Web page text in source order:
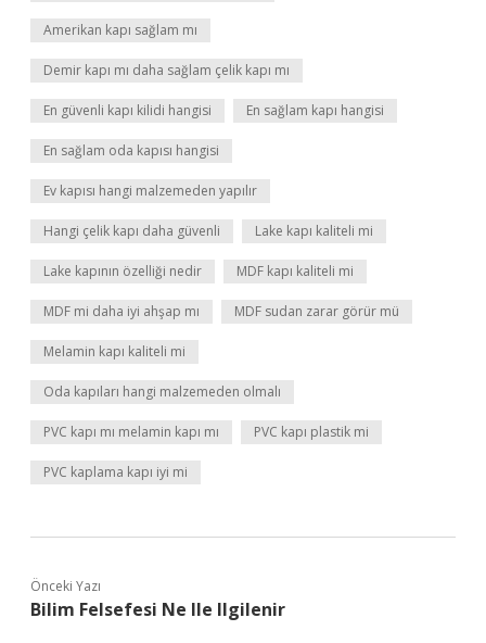
Amerikan kapı sağlam mı
Demir kapı mı daha sağlam çelik kapı mı
En güvenli kapı kilidi hangisi En sağlam kapı hangisi
En sağlam oda kapısı hangisi
Ev kapısı hangi malzemeden yapılır
Hangi çelik kapı daha güvenli Lake kapı kaliteli mi
Lake kapının özelliği nedir MDF kapı kaliteli mi
MDF mi daha iyi ahşap mı MDF sudan zarar görür mü
Melamin kapı kaliteli mi
Oda kapıları hangi malzemeden olmalı
PVC kapı mı melamin kapı mı PVC kapı plastik mi
PVC kaplama kapı iyi mi
Önceki Yazı
Bilim Felsefesi Ne Ile Ilgilenir